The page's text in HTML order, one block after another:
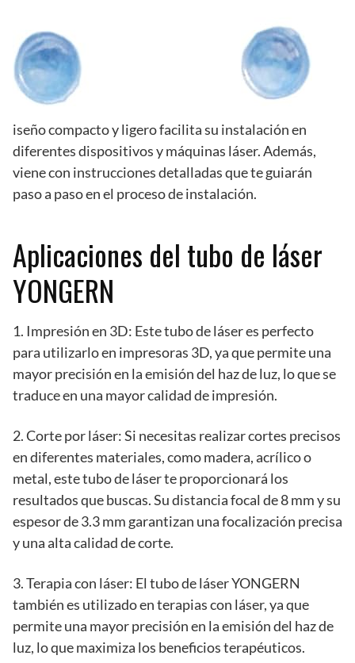
iseño compacto y ligero facilita su instalación en
diferentes dispositivos y máquinas láser. Además,
viene con instrucciones detalladas que te guiarán
paso a paso en el proceso de instalación.
Aplicaciones del tubo de láser
YONGERN
1. Impresión en 3D: Este tubo de láser es perfecto
para utilizarlo en impresoras 3D, ya que permite una
mayor precisión en la emisión del haz de luz, lo que se
traduce en una mayor calidad de impresión.
2. Corte por láser: Si necesitas realizar cortes precisos
en diferentes materiales, como madera, acrílico o
metal, este tubo de láser te proporcionará los
resultados que buscas. Su distancia focal de 8 mm y su
espesor de 3.3 mm garantizan una focalización precisa
y una alta calidad de corte.
3. Terapia con láser: El tubo de láser YONGERN
también es utilizado en terapias con láser, ya que
permite una mayor precisión en la emisión del haz de
luz, lo que maximiza los beneficios terapéuticos.